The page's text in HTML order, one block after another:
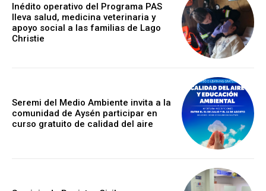
Inédito operativo del Programa PAS
lleva salud, medicina veterinaria y
apoyo social a las familias de Lago
Christie
Seremi del Medio Ambiente invita a la
comunidad de Aysén participar en
curso gratuito de calidad del aire